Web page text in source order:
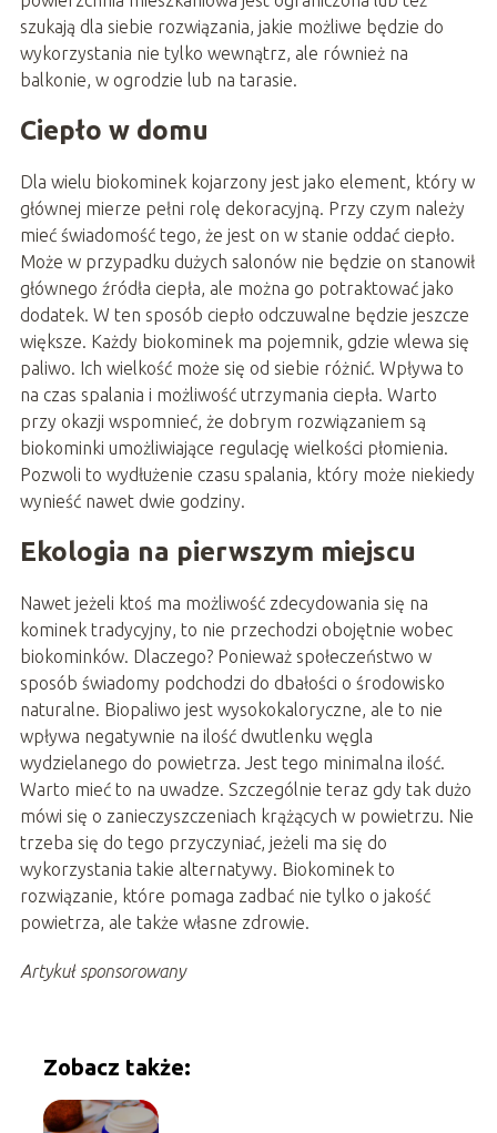
szukają dla siebie rozwiązania, jakie możliwe będzie do
wykorzystania nie tylko wewnątrz, ale również na
balkonie, w ogrodzie lub na tarasie.
Ciepło w domu
Dla wielu biokominek kojarzony jest jako element, który w
głównej mierze pełni rolę dekoracyjną. Przy czym należy
mieć świadomość tego, że jest on w stanie oddać ciepło.
Może w przypadku dużych salonów nie będzie on stanowił
głównego źródła ciepła, ale można go potraktować jako
dodatek. W ten sposób ciepło odczuwalne będzie jeszcze
większe. Każdy biokominek ma pojemnik, gdzie wlewa się
paliwo. Ich wielkość może się od siebie różnić. Wpływa to
na czas spalania i możliwość utrzymania ciepła. Warto
przy okazji wspomnieć, że dobrym rozwiązaniem są
biokominki umożliwiające regulację wielkości płomienia.
Pozwoli to wydłużenie czasu spalania, który może niekiedy
wynieść nawet dwie godziny.
Ekologia na pierwszym miejscu
Nawet jeżeli ktoś ma możliwość zdecydowania się na
kominek tradycyjny, to nie przechodzi obojętnie wobec
biokominków. Dlaczego? Ponieważ społeczeństwo w
sposób świadomy podchodzi do dbałości o środowisko
naturalne. Biopaliwo jest wysokokaloryczne, ale to nie
wpływa negatywnie na ilość dwutlenku węgla
wydzielanego do powietrza. Jest tego minimalna ilość.
Warto mieć to na uwadze. Szczególnie teraz gdy tak dużo
mówi się o zanieczyszczeniach krążących w powietrzu. Nie
trzeba się do tego przyczyniać, jeżeli ma się do
wykorzystania takie alternatywy. Biokominek to
rozwiązanie, które pomaga zadbać nie tylko o jakość
powietrza, ale także własne zdrowie.
Artykuł sponsorowany
Zobacz także: